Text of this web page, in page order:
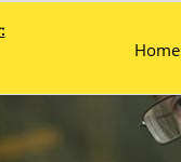
Home